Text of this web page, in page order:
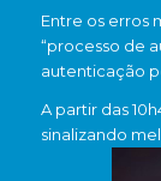
Entre os erros
“processo de
autenticação
A partir das
sinalizando